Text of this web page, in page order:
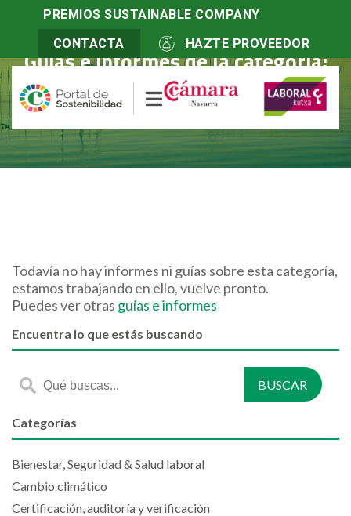
PREMIOS SUSTAINABLE COMPANY
CONTACTA
HAZTE PROVEEDOR
Guías e informes de la categoría:
Contaminacion atmosferica
Todavía no hay informes ni guías sobre esta categoría,
estamos trabajando en ello, vuelve pronto.
Puedes ver otras guías e informes
Encuentra lo que estás buscando
Categorías
Bienestar, Seguridad & Salud laboral
Cambio climático
Certificación, auditoría y verificación